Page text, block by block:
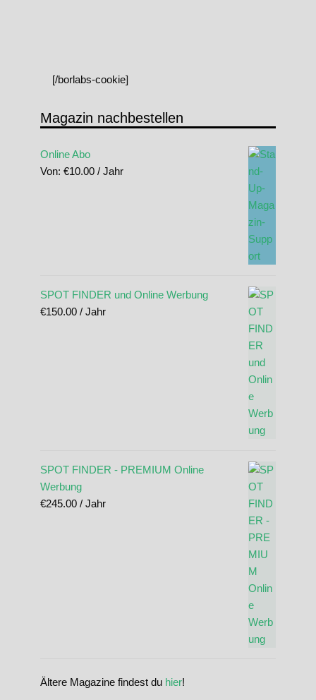
[/borlabs-cookie]
Magazin nachbestellen
Online Abo
Von: €10.00 / Jahr
SPOT FINDER und Online Werbung
€150.00 / Jahr
SPOT FINDER - PREMIUM Online
Werbung
€245.00 / Jahr
Ältere Magazine findest du hier!